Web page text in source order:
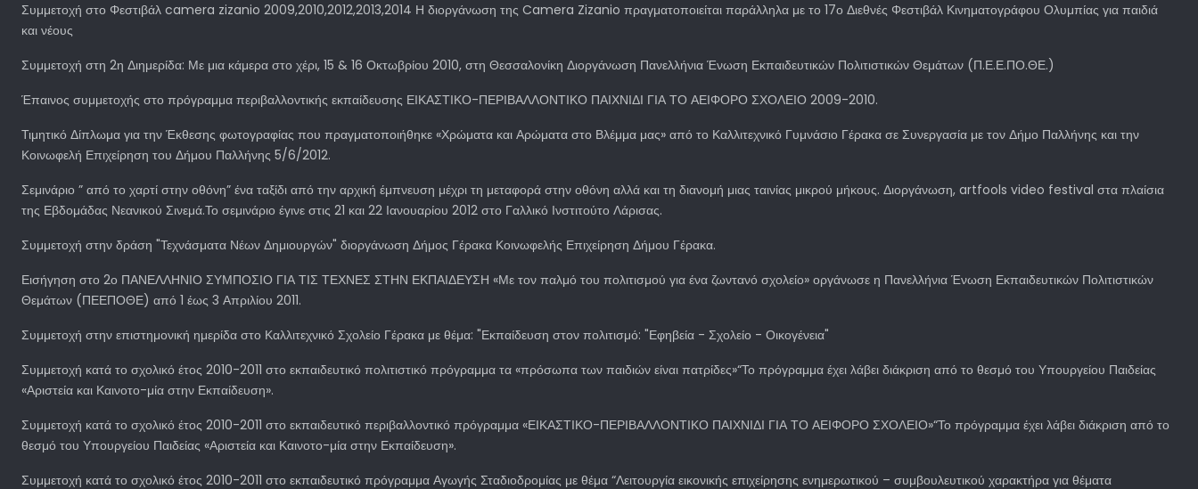
Συμμετοχή στο Φεστιβάλ camera zizanio 2009,2010,2012,2013,2014 Η διοργάνωση της Camera Zizanio πραγματοποιείται παράλληλα με το 17ο Διεθνές Φεστιβάλ Κινηματογράφου Ολυμπίας για παιδιά
και νέους
Συμμετοχή στη 2η Διημερίδα: Με μια κάμερα στο χέρι, 15 & 16 Οκτωβρίου 2010, στη Θεσσαλονίκη Διοργάνωση Πανελλήνια Ένωση Εκπαιδευτικών Πολιτιστικών Θεμάτων (Π.Ε.Ε.ΠΟ.ΘΕ.)
Έπαινος συμμετοχής στο πρόγραμμα περιβαλλοντικής εκπαίδευσης ΕΙΚΑΣΤΙΚΟ-ΠΕΡΙΒΑΛΛΟΝΤΙΚΟ ΠΑΙΧΝΙΔΙ ΓΙΑ ΤΟ ΑΕΙΦΟΡΟ ΣΧΟΛΕΙΟ 2009-2010.
Τιμητικό Δίπλωμα για την Έκθεσης φωτογραφίας που πραγματοποιήθηκε «Χρώματα και Αρώματα στο Βλέμμα μας» από το Καλλιτεχνικό Γυμνάσιο Γέρακα σε Συνεργασία με τον Δήμο Παλλήνης και την
Κοινωφελή Επιχείρηση του Δήμου Παλλήνης 5/6/2012.
Σεμινάριο ” από το χαρτί στην οθόνη” ένα ταξίδι από την αρχική έμπνευση μέχρι τη μεταφορά στην οθόνη αλλά και τη διανομή μιας ταινίας μικρού μήκους. Διοργάνωση, artfools video festival στα πλαίσια
της Εβδομάδας Νεανικού Σινεμά.Το σεμινάριο έγινε στις 21 και 22 Ιανουαρίου 2012 στο Γαλλικό Ινστιτούτο Λάρισας.
Συμμετοχή στην δράση "Τεχνάσματα Νέων Δημιουργών" διοργάνωση Δήμος Γέρακα Κοινωφελής Επιχείρηση Δήμου Γέρακα.
Εισήγηση στο 2ο ΠΑΝΕΛΛΗΝΙΟ ΣΥΜΠΟΣΙΟ ΓΙΑ ΤΙΣ ΤΕΧΝΕΣ ΣΤΗΝ ΕΚΠΑΙΔΕΥΣΗ «Με τον παλμό του πολιτισμού για ένα ζωντανό σχολείο» οργάνωσε η Πανελλήνια Ένωση Εκπαιδευτικών Πολιτιστικών
Θεμάτων (ΠΕΕΠΟΘΕ) από 1 έως 3 Απριλίου 2011.
Συμμετοχή στην επιστημονική ημερίδα στο Καλλιτεχνικό Σχολείο Γέρακα με θέμα: "Εκπαίδευση στον πολιτισμό: "Εφηβεία - Σχολείο - Οικογένεια"
Συμμετοχή κατά το σχολικό έτος 2010-2011 στο εκπαιδευτικό πολιτιστικό πρόγραμμα τα «πρόσωπα των παιδιών είναι πατρίδες»“Το πρόγραμμα έχει λάβει διάκριση από το θεσμό του Υπουργείου Παιδείας
«Αριστεία και Καινοτο-μία στην Εκπαίδευση».
Συμμετοχή κατά το σχολικό έτος 2010-2011 στο εκπαιδευτικό περιβαλλοντικό πρόγραμμα «ΕΙΚΑΣΤΙΚΟ-ΠΕΡΙΒΑΛΛΟΝΤΙΚΟ ΠΑΙΧΝΙΔΙ ΓΙΑ ΤΟ ΑΕΙΦΟΡΟ ΣΧΟΛΕΙΟ»“Το πρόγραμμα έχει λάβει διάκριση από το
θεσμό του Υπουργείου Παιδείας «Αριστεία και Καινοτο-μία στην Εκπαίδευση».
Συμμετοχή κατά το σχολικό έτος 2010-2011 στο εκπαιδευτικό πρόγραμμα Αγωγής Σταδιοδρομίας με θέμα “Λειτουργία εικονικής επιχείρησης ενημερωτικού – συμβουλευτικού χαρακτήρα για θέματα